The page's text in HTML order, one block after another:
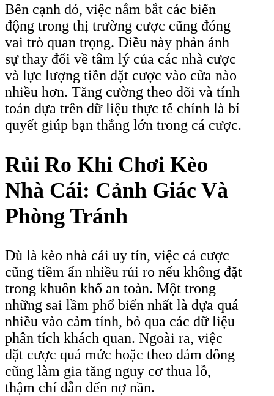
Bên cạnh đó, việc nắm bắt các biến
động trong thị trường cược cũng đóng
vai trò quan trọng. Điều này phản ánh
sự thay đổi về tâm lý của các nhà cược
và lực lượng tiền đặt cược vào cửa nào
nhiều hơn. Tăng cường theo dõi và tính
toán dựa trên dữ liệu thực tế chính là bí
quyết giúp bạn thắng lớn trong cá cược.
Rủi Ro Khi Chơi Kèo
Nhà Cái: Cảnh Giác Và
Phòng Tránh
Dù là kèo nhà cái uy tín, việc cá cược
cũng tiềm ẩn nhiều rủi ro nếu không đặt
trong khuôn khổ an toàn. Một trong
những sai lầm phổ biến nhất là dựa quá
nhiều vào cảm tính, bỏ qua các dữ liệu
phân tích khách quan. Ngoài ra, việc
đặt cược quá mức hoặc theo đám đông
cũng làm gia tăng nguy cơ thua lỗ,
thậm chí dẫn đến nợ nần.